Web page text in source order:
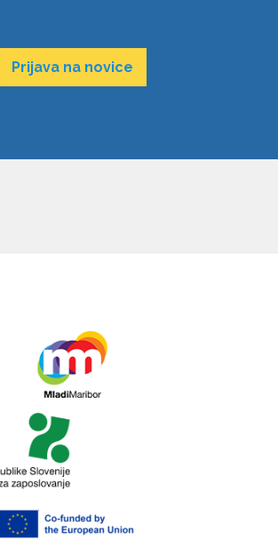
Prijava na novice